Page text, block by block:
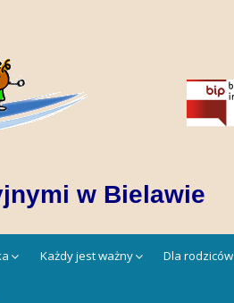
w Bielawie
Każdy jest ważny Dla rodziców